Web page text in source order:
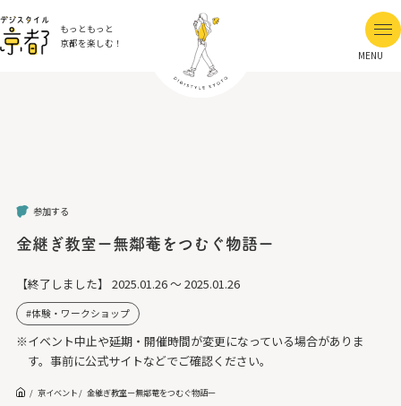
もっともっと
京都を楽しむ！
MENU
参加する
金継ぎ教室ー無鄰菴をつむぐ物語ー
【終了しました】 2025.01.26 ～ 2025.01.26
体験・ワークショップ
※イベント中止や延期・開催時間が変更になっている場合がありま
す。事前に公式サイトなどでご確認ください。
京イベント 金継ぎ教室ー無鄰菴をつむぐ物語ー